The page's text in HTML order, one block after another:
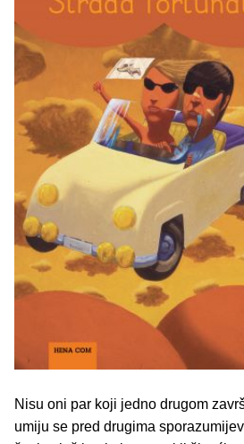
Nisu oni par koji jedno drugom
umiju se pred drugima